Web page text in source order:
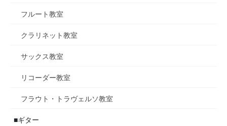
フルート教室
クラリネット教室
サックス教室
リコーダー教室
フラウト・トラヴェルソ教室
■ギター